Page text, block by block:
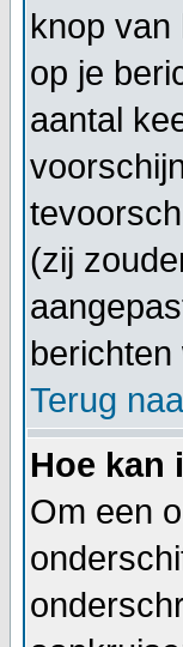
knop van
op je
aantal
(zij
Terug
Hoe kan
Om een